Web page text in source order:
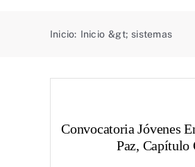
Inicio: Inicio &gt; sistemas
Convocatoria Jóvenes
Paz, Capítulo